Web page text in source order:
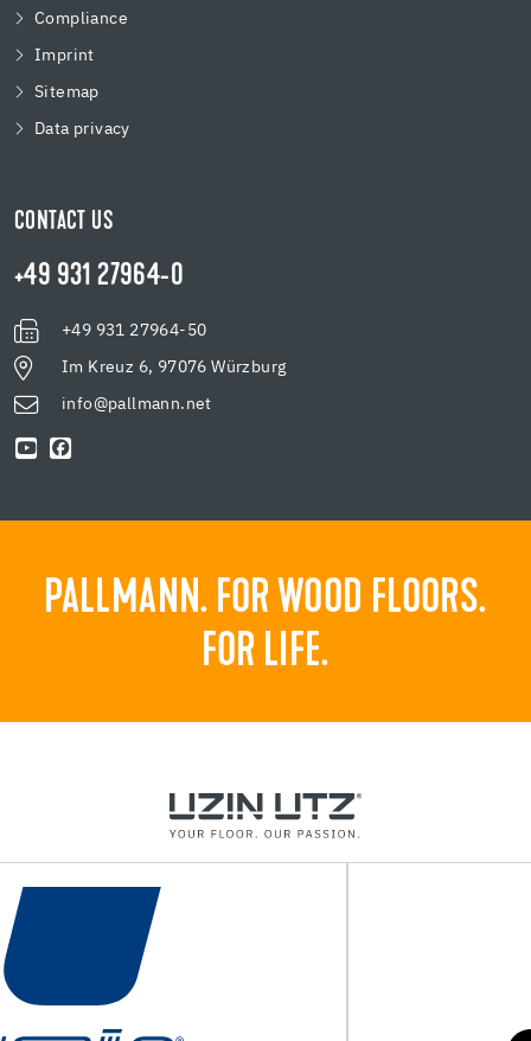
Compliance
Imprint
Sitemap
Data privacy
CONTACT US
+49 931 27964-0
+49 931 27964-50
Im Kreuz 6, 97076 Würzburg
info@pallmann.net
PALLMANN. FOR WOOD FLOORS.
FOR LIFE.